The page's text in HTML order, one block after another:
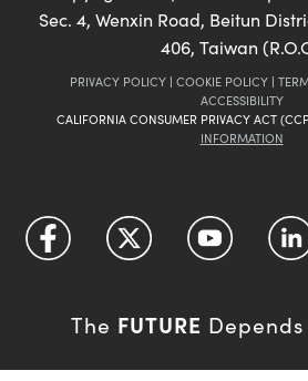
Sec. 4, Wenxin Road, Beitun
406, Taiwan
PRIVACY POLICY | COOKIE POLICY |
ACCESSIBILITY
CALIFORNIA CONSUMER PRIVACY ACT
INFORMATION
The FUTURE